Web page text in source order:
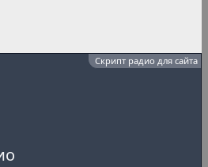
Скрипт радио для сайта